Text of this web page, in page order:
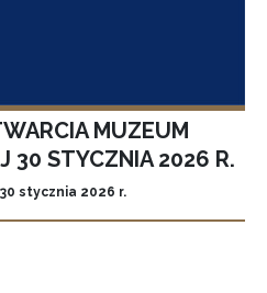
MUZEUM
30 STYCZNIA 2026 R.
stycznia 2026 r.